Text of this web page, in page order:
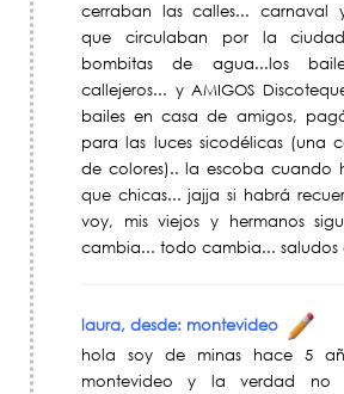
cerraban las calles... carnaval
que circulaban por la
bombitas de agua...los
callejeros... y AMIGOS
bailes en casa de amigos,
para las luces sicodélicas (una
de colores).. la escoba cuando
que chicas... jajja si habrá
voy, mis viejos y hermanos
cambia... todo cambia... saludos
laura, desde: montevideo
hola soy de minas hace 5
montevideo y la verdad no